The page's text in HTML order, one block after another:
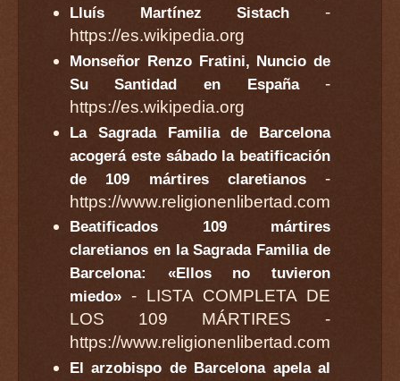
Lluís Martínez Sistach -
https://es.wikipedia.org
Monseñor Renzo Fratini, Nuncio de
Su Santidad en España-
https://es.wikipedia.org
La Sagrada Familia de Barcelona
acogerá este sábado la beatificación
de 109 mártires claretianos-
https://www.religionenlibertad.com
Beatificados 109 mártires
claretianos en la Sagrada Familia de
Barcelona: «Ellos no tuvieron
miedo»- LISTA COMPLETA DE
LOS 109 MÁRTIRES -
https://www.religionenlibertad.com
El arzobispo de Barcelona apela al